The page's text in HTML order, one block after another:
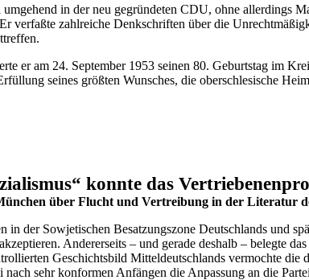
in der neu gegründeten CDU, ohne allerdings
verfaßte zahlreiche Denkschriften über die
er am 24. September 1953 seinen 80. Geburtstag im
seines größten Wunsches, die oberschlesische
konnte das
über Flucht und Vertreibung in der Literatur
in der Sowjetischen Besatzungszone Deutschlands und
Andererseits – und gerade deshalb – belegte
Geschichtsbild Mitteldeutschlands vermochte
nach sehr konformen Anfängen die Anpassung an die